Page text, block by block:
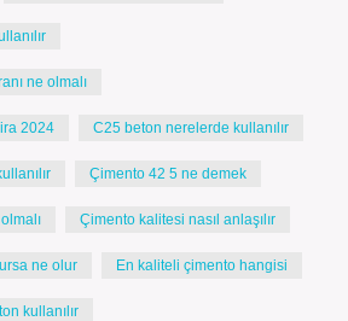
ne olmalı
2024 C25 beton nerelerde kullanılır
Çimento 42 5 ne demek
Çimento kalitesi nasıl anlaşılır
ne olur En kaliteli çimento hangisi
kullanılır